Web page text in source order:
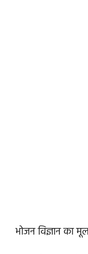
भोजन विज्ञान का